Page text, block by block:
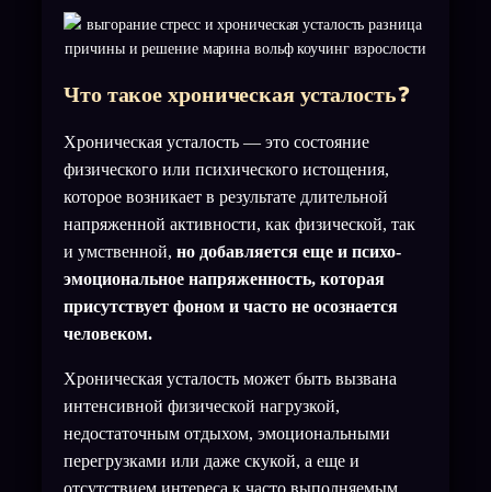
Что такое хроническая усталость❓
Хроническая усталость — это состояние
физического или психического истощения,
которое возникает в результате длительной
напряженной активности, как физической, так
и умственной, но добавляется еще и психо-
эмоциональное напряженность, которая
присутствует фоном и часто не осознается
человеком.
Хроническая усталость может быть вызвана
интенсивной физической нагрузкой,
недостаточным отдыхом, эмоциональными
перегрузками или даже скукой, а еще и